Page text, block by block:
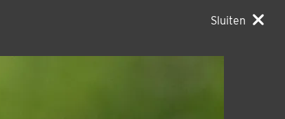
Sluiten